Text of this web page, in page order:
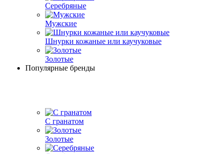
Серебряные
Мужские
Шнурки кожаные или каучуковые
Золотые
Популярные бренды
С гранатом
Золотые